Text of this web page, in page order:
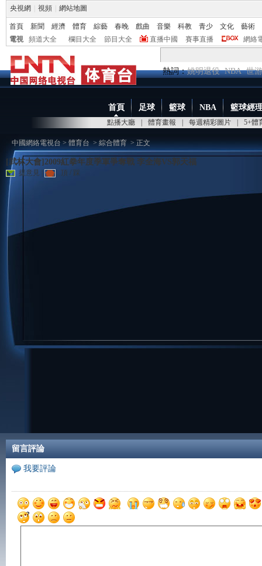
央視網 視頻 網站地圖
首頁 新聞 經濟 體育 綜藝 春晚 戲曲 音樂 科教 青少 文化
藝術
電視
頻道大全 欄目大全 節目大全 直播中國 賽事直播 網絡
熱詞：姚明退役 NBA 世
首頁
點播大廳 體育畫報 每週精彩圖片 5+體
足球 籃球 NBA 籃球經
中國網絡電視台>體育台 >綜合體育> 正文
[武林大會]2009紅拳年度季軍爭奪戰 李全海VS郭天福
提意見 頂 / 踩
留言評論
我要評論